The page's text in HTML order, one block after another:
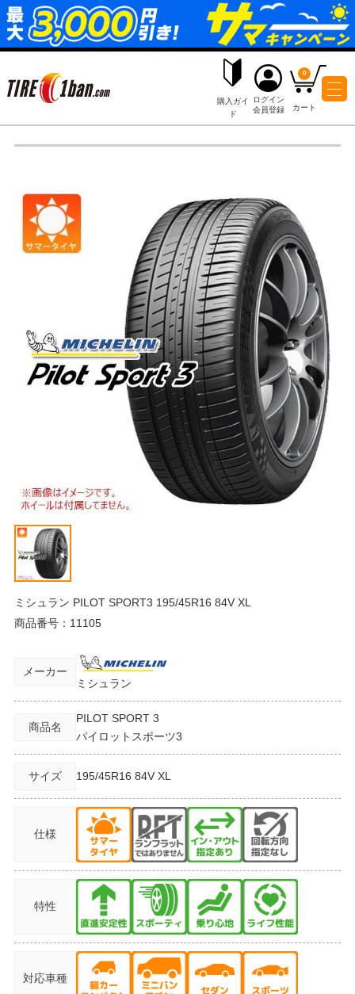
購入ガイ
ド
ログイン
ミシュラン PILOT SPORT3 195/45R16 84V XL
商品番号： 11105
メーカー
ミシュラン
商品名
PILOT SPORT 3
パイロットスポーツ3
サイズ 195/45R16 84V XL
仕様
特性
対応車種